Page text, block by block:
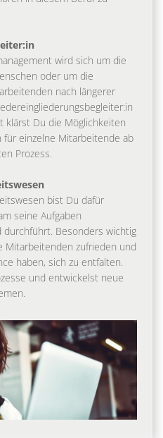
wird sich um die
oder um die
nach längerer
klärst Du die Möglichkeiten
für einzelne Mitarbeitende ab
Prozess.
bist Du dafür
seine Aufgaben
Besonders wichtig
Mitarbeitenden zufrieden und
haben, sich zu entfalten.
und entwickelst neue